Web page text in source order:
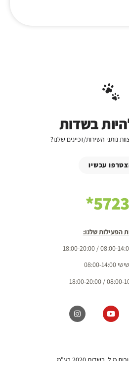
בשדות
נותני השירות/זכיינים שלנו?
עכשיו
5723*
הפעילות שלנו:
14:00
מ.ל. בשדות 2020 בע"מ